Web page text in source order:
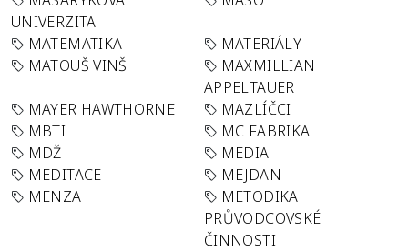
UNIVERZITA
MATEMATIKA
MATERIÁLY
MATOUŠ VINŠ
MAXMILLIAN
APPELTAUER
MAYER HAWTHORNE
MAZLÍČCI
MBTI
MC FABRIKA
MDŽ
MEDIA
MEDITACE
MEJDAN
MENZA
METODIKA
PRŮVODCOVSKÉ
ČINNOSTI